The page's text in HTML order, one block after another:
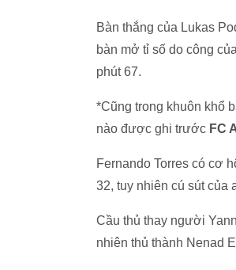
Bàn thắng của Lukas
bàn mở tỉ số do công
phút 67.
*Cũng trong khuôn khổ
nào được ghi trước FC
Fernando Torres có cơ
32, tuy nhiên cú sút của
Cầu thủ thay người
nhiên thủ thành Nenad